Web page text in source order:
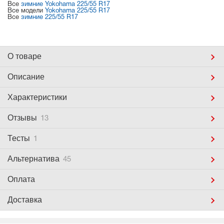
Все зимние Yokohama 225/55 R17
Все модели Yokohama 225/55 R17
Все зимние 225/55 R17
О товаре
Описание
Характеристики
Отзывы 13
Тесты 1
Альтернатива 45
Оплата
Доставка